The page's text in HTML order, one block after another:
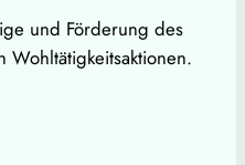
und Förderung des
Wohltätigkeitsaktionen.